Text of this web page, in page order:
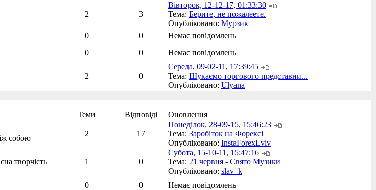
2 3
Вівторок, 12-12-17, 01:33:30
Тема: Берите, не пожалеете.
Опубліковано: Мурзик
0 0
Немає повідомлень
0 0 Немає повідомлень
2 0
Середа, 09-02-11, 17:39:45
Тема: Шукаємо торгового представни...
Опубліковано: Ulyana
Теми Відповіді
Оновлення
собою
2 17
Понеділок, 28-09-15, 15:46:23
Тема: Заробіток на Форексі
Опубліковано: InstaForexLviv
творчість
1 0
Субота, 15-10-11, 15:47:16
Тема: 21 червня - Свято Музики
Опубліковано: slav_k
0 0
Немає повідомлень